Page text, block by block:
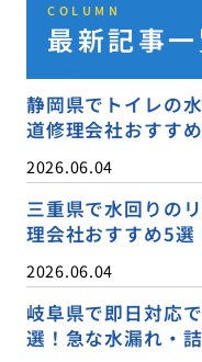
COLUMN
最新記事一
静岡県でトイレの
道修理会社おすす
2026.06.04
三重県で水回りの
理会社おすすめ5選
2026.06.04
岐阜県で即日対応
選！急な水漏れ・